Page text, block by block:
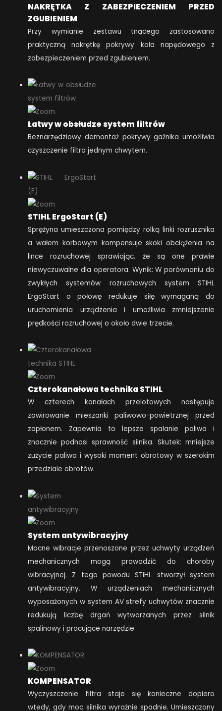
NAKRĘTKA Z ZABEZPIECZENIEM PRZED
ZGUBIENIEM
Przy wymianie zestawu tnącego zastosowano
praktyczną nakrętkę pokrywy koła napędowego z
zabezpieczeniem przed zgubieniem.
Łatwy w obsłudze system filtrów
Beznarzędziowy demontaż pokrywy gaźnika umożliwia
czyszczenie filtra jednym chwytem.
STIHL ErgoStart (E)
Sprężyna umieszczona pomiędzy rolką linki rozrusznika
a wałem korbowym kompensuje skoki obciążenia na
lince rozruchowej sprawiając, że są one prawie
niewyczuwalne dla operatora. Wynik: W porównaniu do
zwykłych systemów rozruchowych system STIHL
ErgoStart o połowę redukuje siłę wymaganą do
uruchomienia urządzenia i umożliwia zmniejszenie
prędkości rozruchowej o około dwie trzecie.
Czterokanałowa technika STIHL
W czterech kanałach przelotowych następuje
zawirowanie mieszanki paliwowo-powietrznej przed
zapłonem. Zapewnia to lepsze spalanie paliwa i
znacznie podnosi sprawność silnika. Skutek: mniejsze
zużycie paliwa i wysoki moment obrotowy w szerokim
przedziale obrotów.
System antywibracyjny
Mocne wibracje przenoszone przez uchwyty urządzeń
mechanicznych mogą prowadzić do choroby
wibracyjnej. Z tego powodu STIHL stworzył system
antywibracyjny. W urządzeniach mechanicznych
wyposażonych w system AV strefy uchwytów znacznie
redukują liczbę drgań wytwarzanych przez silnik
spalinowy i pracujące narzędzie.
KOMPENSATOR
Wyczyszczenie filtra staje się konieczne dopiero
wtedy, gdy moc silnika wyraźnie spadnie. Umieszczony